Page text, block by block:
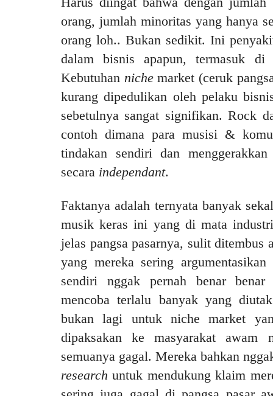
orang, jumlah minoritas yang hanya
orang loh.. Bukan sedikit. Ini
dalam bisnis apapun, termasuk di
Kebutuhan nichemarket (ceruk
kurang dipedulikan oleh pelaku
sebetulnya sangat signifikan. Rock
contoh dimana para musisi &
tindakan sendiri dan
secara independant.
Faktanya adalah ternyata banyak
musik keras ini yang di mata
jelas pangsa pasarnya, sulit ditembus
yang mereka sering
sendiri nggak pernah benar benar
mencoba terlalu banyak yang
bukan lagi untuk niche market
dipaksakan ke masyarakat awam
semuanya gagal. Mereka bahkan
research untuk mendukung klaim